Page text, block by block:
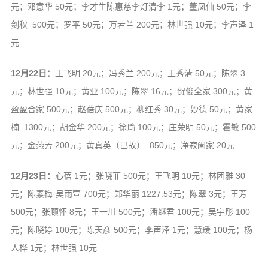
元；邓意华 50元；李才生陈惠慈李灯清李 1元；董凤仙 50元；李
剑秋 500元；罗平 50元；万若兰 200元；林世强 10元；李声泽 1
元
12月22日： 王飞明 20元；冯秀兰 200元；王秀清 50元；陈翠 3
元；林世强 10元；黄亚 100元；陈翠 16元；贺俊全家 300元；黄
盈盈合家 500元；赵蓓庆 500元；柳红秀 30元；妙德 50元；黄家
楠 1300元；胡金华 200元；徐瑜 100元；庄荣明 50元；霍敏 500
元；金燕芳 200元；黄真英（已故） 850元；净寂阖家 20元
12月23日： 心蓓 1元；张晓菲 500元；王飞明 10元；林团雅 30
元；陈素梅·吴雨萱 700元；郑华丽 1227.53元；陈翠 3元；王芳
500元；张顾怀 8元；王一川 500元；潘继君 100元；吴宇彤 100
元；陈晓婷 100元；陈天彦 500元；李声泽 1元；慧瑗 100元；杨
人桦 1元；林世强 10元